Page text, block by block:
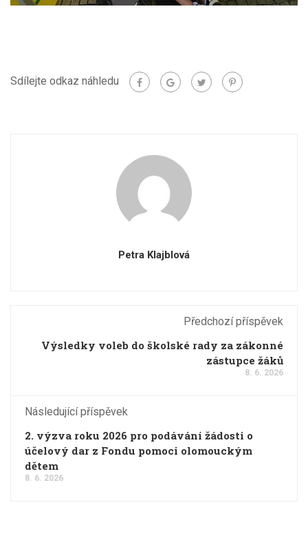
Sdílejte odkaz náhledu
Petra Klajblová
Předchozí příspěvek
Výsledky voleb do školské rady za zákonné
zástupce žáků
8. 6. 2026
Následující příspěvek
2. výzva roku 2026 pro podávání žádosti o
účelový dar z Fondu pomoci olomouckým
dětem
8. 6. 2026